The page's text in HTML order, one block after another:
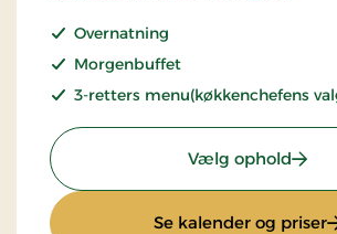
Overnatning
Morgenbuffet
3-retters menu(køkkenchefens
Vælg ophold:
Se kalender og priser: